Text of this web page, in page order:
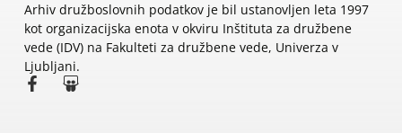
Arhiv družboslovnih podatkov je bil ustanovljen leta 1997
kot organizacijska enota v okviru Inštituta za družbene
vede (IDV) na Fakulteti za družbene vede, Univerza v
Ljubljani.